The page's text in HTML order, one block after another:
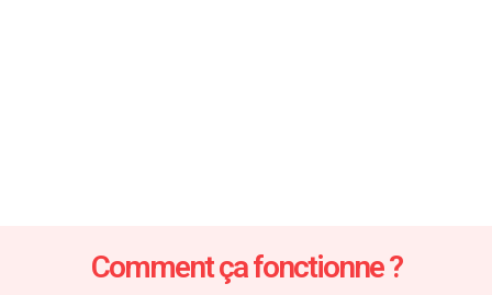
Comment ça fonctionne ?